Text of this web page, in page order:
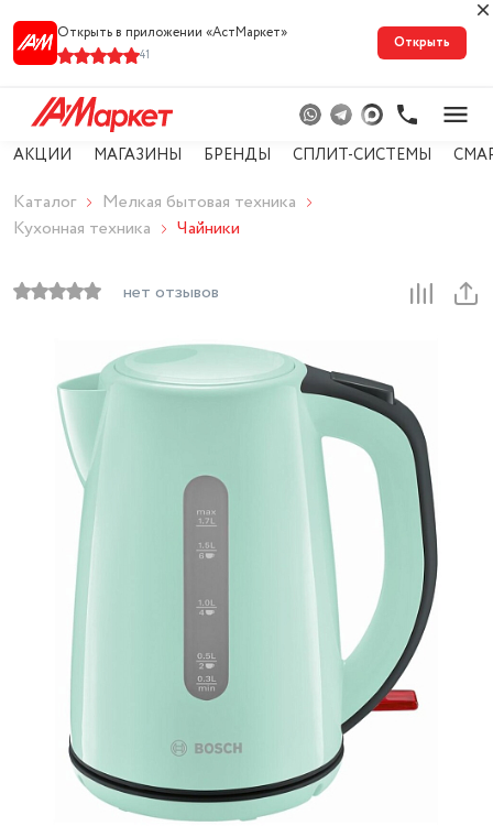
Открыть в приложении «АстМарке‪т‬»
41
Открыть
АКЦИИ МАГАЗИНЫ БРЕНДЫ СПЛИТ-СИСТЕМЫ
Каталог
Мелкая бытовая техника
Кухонная техника
Чайники
нет отзывов